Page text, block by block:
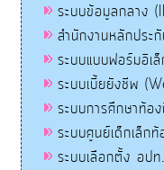
ระบบข้อมูลกลาง
สำนักงานหลักปร
ระบบแบบฟอร์มอิ
ระบบเบี้ยยังชีพ
ระบบการศึกษาท้อ
ระบบศูนย์เด็กเล็ก
ระบบเลือกตั้ง อป